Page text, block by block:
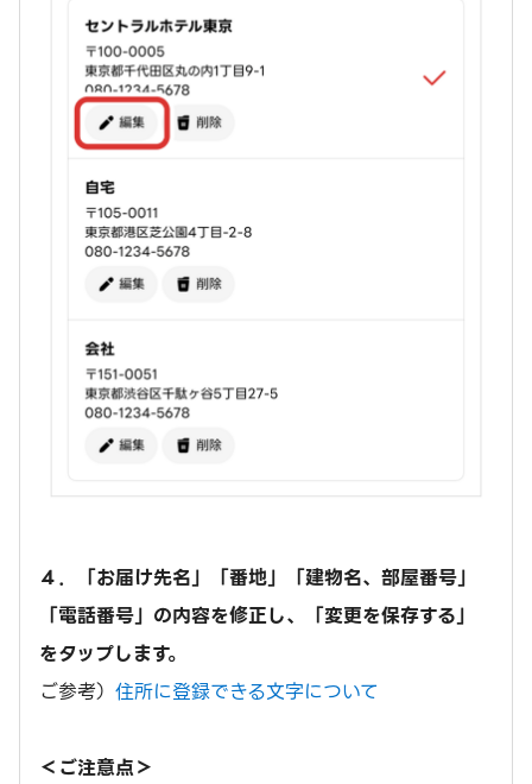
４．「お届け先名」「番地」「建物名、部屋番号」
「電話番号」の内容を修正し、「変更を保存する」
をタップします。
ご参考） 住所に登録できる文字について
＜ご注意点＞